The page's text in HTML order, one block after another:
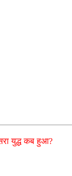
युद्ध कब हुआ?